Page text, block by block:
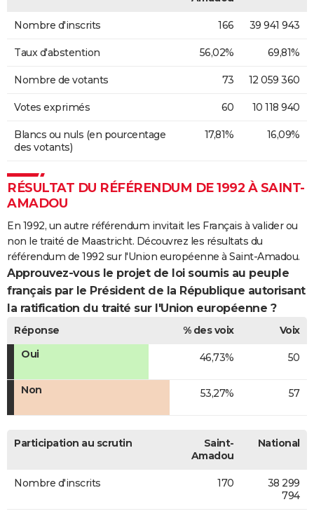
Nombre d'inscrits 166 39 941 943
Taux d'abstention 56,02% 69,81%
Nombre de votants 73 12 059 360
Votes exprimés 60 10 118 940
Blancs ou nuls (en pourcentage
des votants)
17,81% 16,09%
RÉSULTAT DU RÉFÉRENDUM DE 1992 À SAINT-
AMADOU
En 1992, un autre référendum invitait les Français à valider ou
non le traité de Maastricht. Découvrez les résultats du
référendum de 1992 sur l'Union européenne à Saint-Amadou.
Approuvez-vous le projet de loi soumis au peuple
français par le Président de la République autorisant
la ratification du traité sur l'Union européenne ?
Réponse % des voix
Voix
Oui
46,73% 50
Non 53,27% 57
Participation au scrutin
Saint-
Amadou
National
Nombre d'inscrits 170
38 299
794